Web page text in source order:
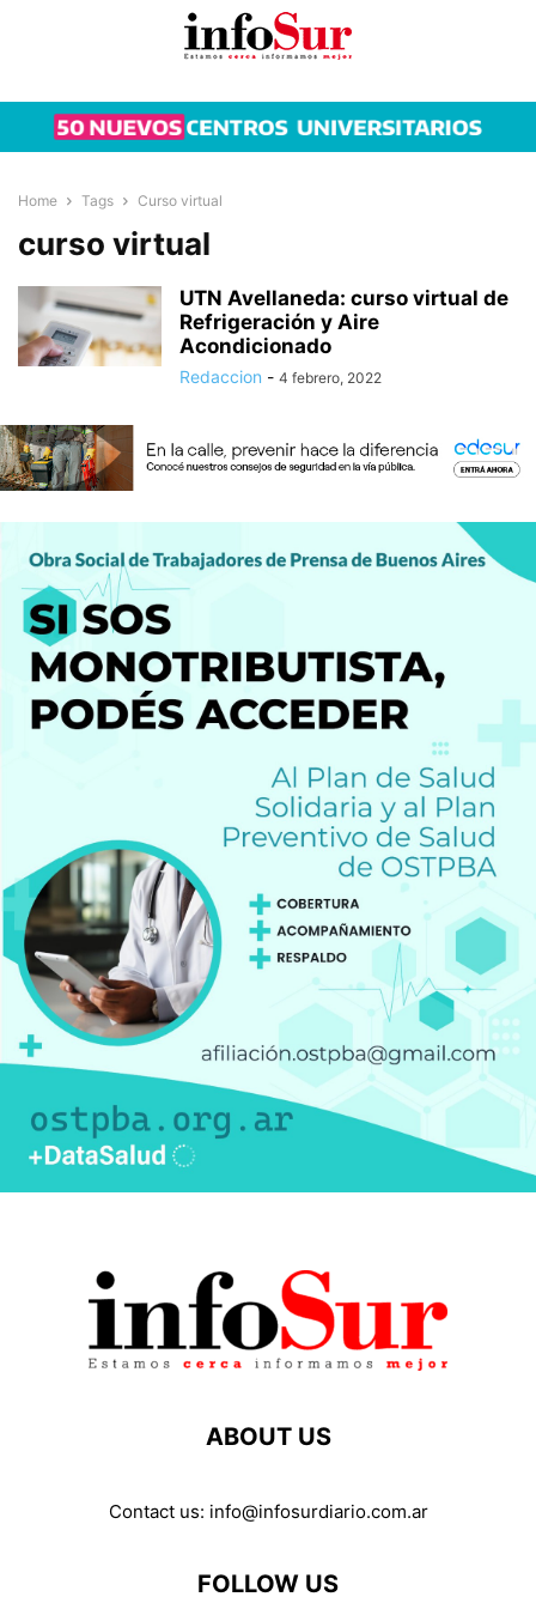
Home Tags Curso virtual
curso virtual
UTN Avellaneda: curso virtual de
Refrigeración y Aire
Acondicionado
Redaccion - 4 febrero, 2022
ABOUT US
Contact us: info@infosurdiario.com.ar
FOLLOW US